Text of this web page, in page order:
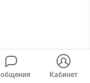
Кабинет